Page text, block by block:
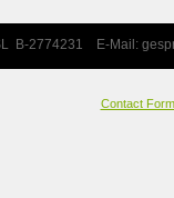
B-2774231 E-Mail:
Contact Form